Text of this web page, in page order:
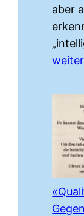
aber